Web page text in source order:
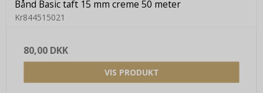
Bånd Basic taft 15 mm creme 50 meter
Kr844515021
80,00 DKK
VIS PRODUKT